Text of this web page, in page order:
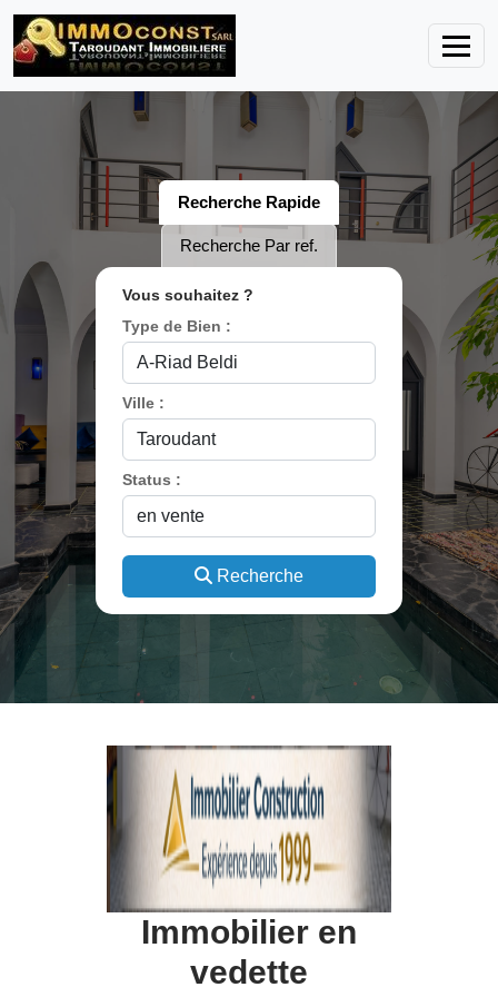
Recherche Rapide
Recherche Par ref.
Vous souhaitez ?
Type de Bien :
Ville :
Status :
Recherche
Immobilier en
vedette